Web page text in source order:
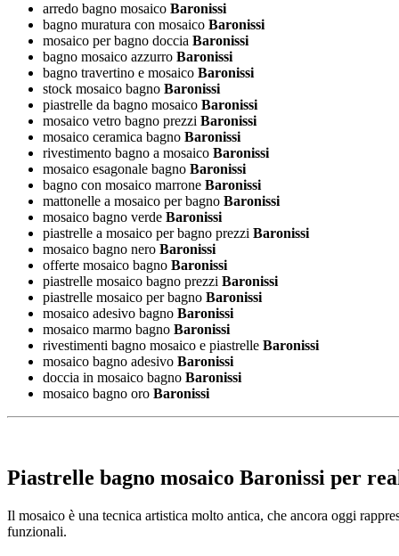
arredo bagno mosaico Baronissi
bagno muratura con mosaico Baronissi
mosaico per bagno doccia Baronissi
bagno mosaico azzurro Baronissi
bagno travertino e mosaico Baronissi
stock mosaico bagno Baronissi
piastrelle da bagno mosaico Baronissi
mosaico vetro bagno prezzi Baronissi
mosaico ceramica bagno Baronissi
rivestimento bagno a mosaico Baronissi
mosaico esagonale bagno Baronissi
bagno con mosaico marrone Baronissi
mattonelle a mosaico per bagno Baronissi
mosaico bagno verde Baronissi
piastrelle a mosaico per bagno prezzi Baronissi
mosaico bagno nero Baronissi
offerte mosaico bagno Baronissi
piastrelle mosaico bagno prezzi Baronissi
piastrelle mosaico per bagno Baronissi
mosaico adesivo bagno Baronissi
mosaico marmo bagno Baronissi
rivestimenti bagno mosaico e piastrelle Baronissi
mosaico bagno adesivo Baronissi
doccia in mosaico bagno Baronissi
mosaico bagno oro Baronissi
Piastrelle bagno mosaico Baronissi per
Il mosaico è una tecnica artistica molto antica, che ancora oggi
funzionali.